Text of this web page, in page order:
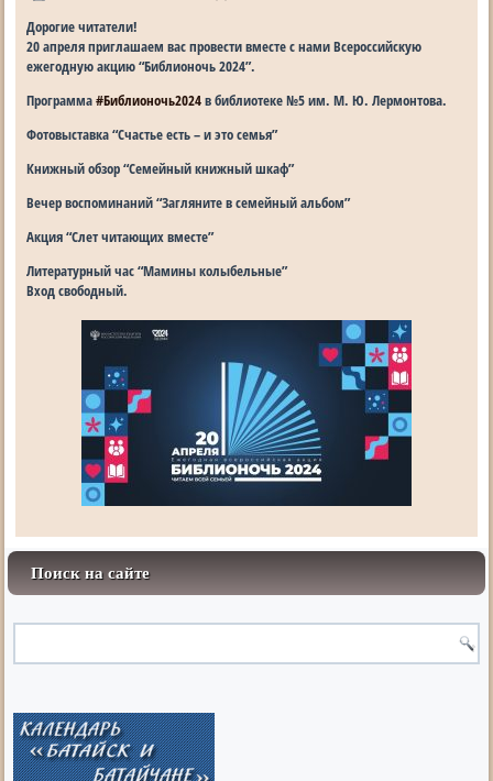
Дорогие читатели!
20 апреля приглашаем вас провести вместе с нами Всероссийскую
ежегодную акцию “Библионочь 2024”.
Программа#Библионочь2024в библиотеке №5 им. М. Ю. Лермонтова.
Фотовыставка “Счастье есть – и это семья”
Книжный обзор “Семейный книжный шкаф”
Вечер воспоминаний “Загляните в семейный альбом”
Акция “Слет читающих вместе”
Литературный час “Мамины колыбельные”
Вход свободный.
Поиск на сайте